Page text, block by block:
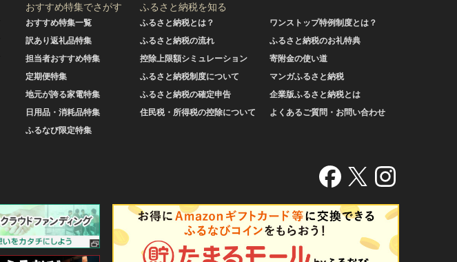
おすすめ特集でさがす
おすすめ特集一覧
訳あり返礼品特集
担当者おすすめ特集
定期便特集
地元が誇る家電特集
日用品・消耗品特集
ふるなび限定特集
ふるさと納税を知る
ふるさと納税とは？
ふるさと納税の流れ
控除上限額シミュレーション
ふるさと納税制度について
ふるさと納税の確定申告
住民税・所得税の控除について
ワンストップ特例制度とは？
ふるさと納税のお礼特典
寄附金の使い道
マンガふるさと納税
企業版ふるさと納税とは
よくあるご質問・お問い合わせ